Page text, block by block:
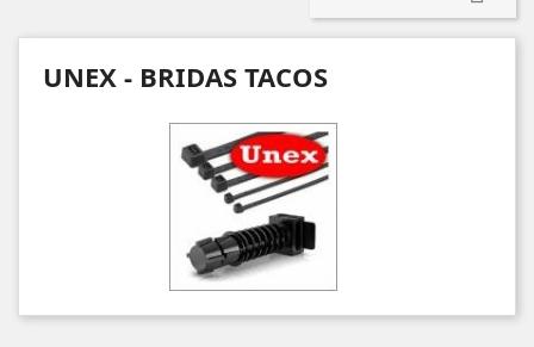
UNEX - BRIDAS TACOS